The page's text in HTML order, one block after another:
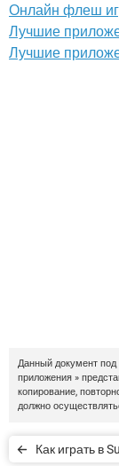
Онлайн флеш
Лучшие
Лучшие
Данный документ
приложения »
копирование,
должно
Как играть в